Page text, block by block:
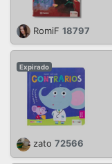
RomiF 18797
Expirado
zato 72566